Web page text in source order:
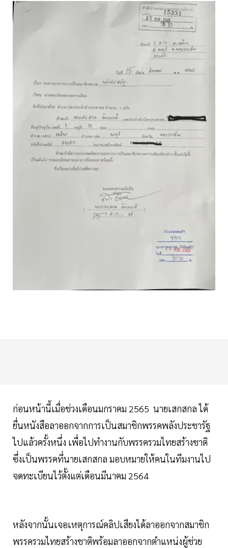
ก่อนหน้านี้เมื่อช่วงเดือนมกราคม 2565 นายเสกสกล ได้
ยื่นหนังสือลาออกจากการเป็นสมาชิกพรรคพลังประชารัฐ
ไปแล้วครั้งหนึ่ง เพื่อไปทำงานกับพรรครวมไทยสร้างชาติ
ซึ่งเป็นพรรคที่นายเสกสกล มอบหมายให้คนในทีมงานไป
จดทะเบียนไว้ตั้งแต่เดือนมีนาคม 2564
หลังจากนั้นเจอเหตุการณ์คลิปเสียงได้ลาออกจากสมาชิก
พรรครวมไทยสร้างชาติพร้อมลาออกจากตำแหน่งผู้ช่วย